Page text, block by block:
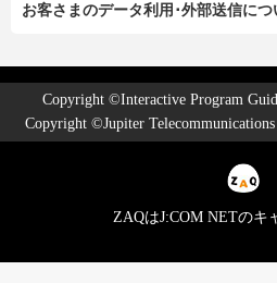
お客さまのデータ利用･外部送信につ
Copyright ©Interactive Program
Copyright ©Jupiter
ZAQはJ:COM NETのキ